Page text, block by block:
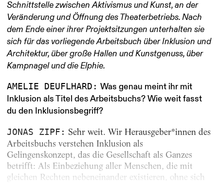
Schnittstelle zwischen Aktivismus und Kunst, an der
Veränderung und Öffnung des Theaterbetriebs. Nach
dem Ende einer ihrer Projektsitzungen unterhalten sie
sich für das vorliegende Arbeitsbuch über Inklusion und
Architektur, über große Hallen und Kunstgenuss, über
Kampnagel und die Elphie.
AMELIE DEUFLHARD: Was genau meint ihr mit
Inklusion als Titel des Arbeitsbuchs? Wie weit fasst
du den Inklusionsbegriff?
JONAS ZIPF: Sehr weit. Wir Herausgeber*innen des
Arbeitsbuchs verstehen Inklusion als
Gelingenskonzept, das die Gesellschaft als Ganzes
betrifft: Als Einbeziehung aller Menschen, die mit
gleichen Rechten nebeneinander existieren, ohne sich